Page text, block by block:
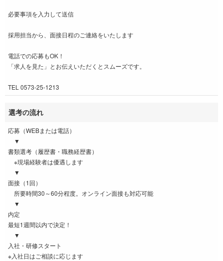
必要事項を入力して送信
採用担当から、面接日程のご連絡をいたします
電話での応募もOK！
「求人を見た」とお伝えいただくとスムーズです。
TEL 0573-25-1213
選考の流れ
応募（WEBまたは電話）
▼
書類選考（履歴書・職務経歴書）
※現場経験者は優遇します
▼
面接（1回）
所要時間30～60分程度。オンライン面接も対応可能
▼
内定
最短1週間以内で決定！
▼
入社・研修スタート
※入社日はご相談に応じます